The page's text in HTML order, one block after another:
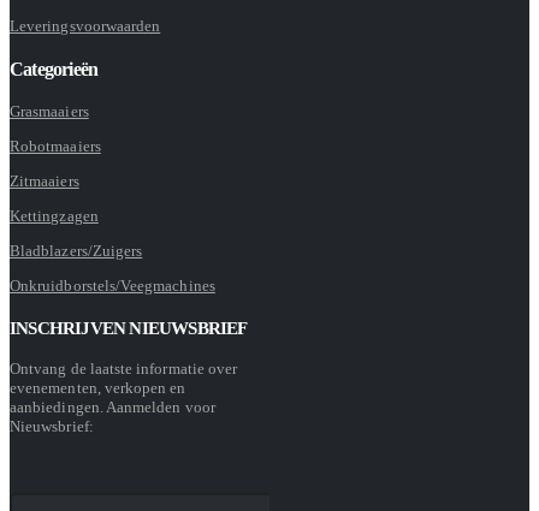
Leveringsvoorwaarden
Categorieën
Grasmaaiers
Robotmaaiers
Zitmaaiers
Kettingzagen
Bladblazers/Zuigers
Onkruidborstels/Veegmachines
INSCHRIJVEN NIEUWSBRIEF
Ontvang de laatste informatie over
evenementen, verkopen en
aanbiedingen. Aanmelden voor
Nieuwsbrief: